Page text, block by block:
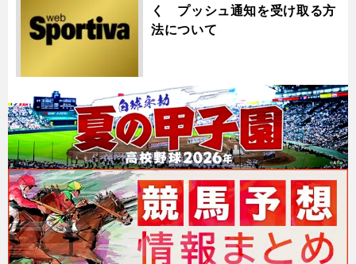
く プッシュ通知を受け取る方
法について